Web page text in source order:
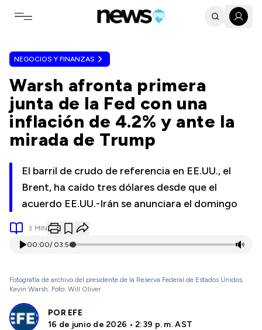
Toggle navigation menu
NEGOCIOS Y FINANZAS
Warsh afronta primera
junta de la Fed con una
inflación de 4.2% y ante la
mirada de Trump
El barril de crudo de referencia en EE.UU., el
Brent, ha caído tres dólares desde que el
acuerdo EE.UU.-Irán se anunciara el domingo
3 MIN
00:00/ 03:56
Fotografía de archivo del presidente de la Reserva Federal de Estados Unidos,
Kevin Warsh. Foto: Will Oliver
POR EFE
16 de junio de 2026 • 2:39 p. m. AST